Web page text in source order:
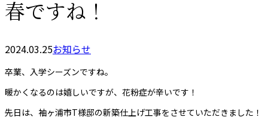
春ですね！
2024.03.25お知らせ
卒業、入学シーズンですね。
暖かくなるのは嬉しいですが、花粉症が辛いです！
先日は、袖ヶ浦市T様邸の新築仕上げ工事をさせていただきました！